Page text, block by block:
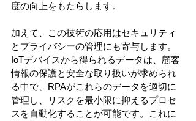
度の向上をもたらします。
加えて、この技術の応用はセキュリティ
とプライバシーの管理にも寄与します。
IoTデバイスから得られるデータは、顧客
情報の保護と安全な取り扱いが求められ
る中で、RPAがこれらのデータを適切に
管理し、リスクを最小限に抑えるプロセ
スを自動化することが可能です。これに